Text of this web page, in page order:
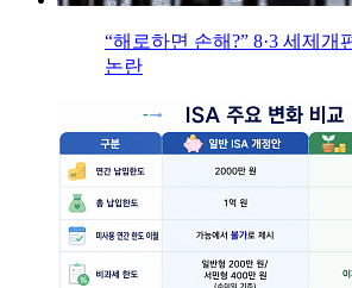
“해로하면 손해?” 8·3 세제개
논란